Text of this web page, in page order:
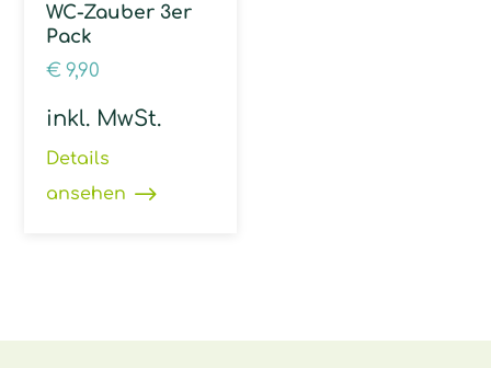
WC-Zauber 3er
Pack
€ 9,90
inkl. MwSt.
Details
ansehen